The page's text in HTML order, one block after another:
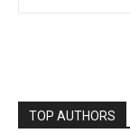
TOP AUTHORS